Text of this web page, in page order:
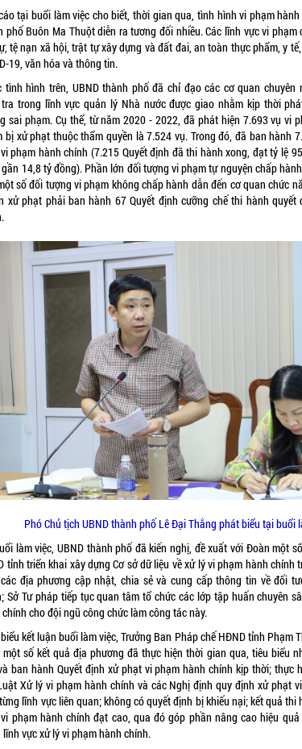
tại buổi làm việc cho biết, thời gian qua, tình hình vi phạm
phố Buôn Ma Thuột diễn ra tương đối nhiều. Các lĩnh vực vi phạm
tệ nạn xã hội, trật tự xây dựng và đất đai, an toàn thực phẩm, y
19, văn hóa và thông tin.
tình hình trên, UBND thành phố đã chỉ đạo các cơ quan chuyên
trong lĩnh vực quản lý Nhà nước được giao nhằm kịp thời
sai phạm. Cụ thể, từ năm 2020 - 2022, đã phát hiện 7.693 vụ vi
bị xử phạt thuộc thẩm quyền là 7.524 vụ. Trong đó, đã ban hành
phạm hành chính (7.215 Quyết định đã thi hành xong, đạt tỷ lệ
14,8 tỷ đồng). Phần lớn đối tượng vi phạm tự nguyện chấp
số đối tượng vi phạm không chấp hành dẫn đến cơ quan chức
xử phạt phải ban hành 67 Quyết định cưỡng chế thi hành quyết
Phó Chủ tịch UBND thành phố Lê Đại Thắng phát biểu tại buổi
làm việc, UBND thành phố đã kiến nghị, đề xuất với Đoàn một
tỉnh triển khai xây dựng Cơ sở dữ liệu về xử lý vi phạm hành chính
địa phương cập nhật, chia sẻ và cung cấp thông tin về đối
Sở Tư pháp tiếp tục quan tâm tổ chức các lớp tập huấn chuyên
cho đội ngũ công chức làm công tác này.
kết luận buổi làm việc, Trưởng Ban Pháp chế HĐND tỉnh Phạm
một số kết quả địa phương đã thực hiện thời gian qua, tiêu biểu
ban hành Quyết định xử phạt vi phạm hành chính kịp thời; thực
Xử lý vi phạm hành chính và các Nghị định quy định xử phạt
lĩnh vực liên quan; không có quyết định bị khiếu nại; kết quả thi
phạm hành chính đạt cao, qua đó góp phần nâng cao hiệu
lĩnh vực xử lý vi phạm hành chính.